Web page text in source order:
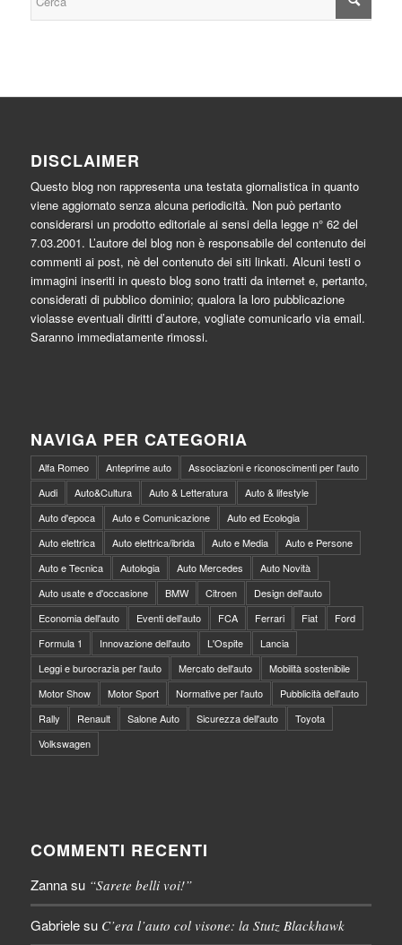
DISCLAIMER
Questo blog non rappresenta una testata giornalistica in quanto
viene aggiornato senza alcuna periodicità. Non può pertanto
considerarsi un prodotto editoriale ai sensi della legge n° 62 del
7.03.2001. L’autore del blog non è responsabile del contenuto dei
commenti ai post, nè del contenuto dei siti linkati. Alcuni testi o
immagini inseriti in questo blog sono tratti da internet e, pertanto,
considerati di pubblico dominio; qualora la loro pubblicazione
violasse eventuali diritti d’autore, vogliate comunicarlo via email.
Saranno immediatamente rimossi.
NAVIGA PER CATEGORIA
Alfa Romeo Anteprime auto
Associazioni e riconoscimenti per l'auto
Audi
Auto&Cultura Auto & Letteratura
Auto & lifestyle
Auto d'epoca
Auto e Comunicazione
Auto ed Ecologia
Auto elettrica
Auto elettrica/ibrida Auto e Media
Auto e Persone
Auto e Tecnica
Autologia Auto Mercedes
Auto Novità
Auto usate e d'occasione
BMW Citroen
Design dell'auto
Economia dell'auto
Eventi dell'auto FCA Ferrari Fiat
Ford
Formula 1
Innovazione dell'auto L'Ospite
Lancia
Leggi e burocrazia per l'auto
Mercato dell'auto
Mobilità sostenibile
Motor Show
Motor Sport Normative per l'auto
Pubblicità dell'auto
Rally
Renault Salone Auto Sicurezza dell'auto
Toyota
Volkswagen
COMMENTI RECENTI
Zannasu “Sarete belli voi!”
Gabrielesu C’era l’auto col visone: la Stutz Blackhawk